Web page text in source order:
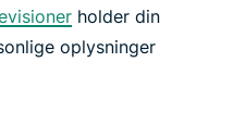
holder din
oplysninger